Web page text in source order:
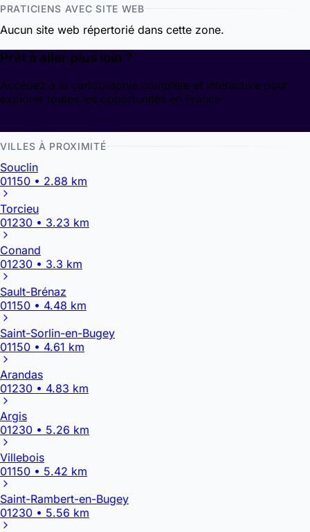
PRATICIENS AVEC SITE WEB
Aucun site web répertorié dans cette zone.
Prêt à aller plus loin ?
Accédez à la cartographie complète et interactive pour
explorer toutes les opportunités en France.
VILLES À PROXIMITÉ
Souclin
01150 • 2.88 km
Torcieu
01230 • 3.23 km
Conand
01230 • 3.3 km
Sault-Brénaz
01150 • 4.48 km
Saint-Sorlin-en-Bugey
01150 • 4.61 km
Arandas
01230 • 4.83 km
Argis
01230 • 5.26 km
Villebois
01150 • 5.42 km
Saint-Rambert-en-Bugey
01230 • 5.56 km